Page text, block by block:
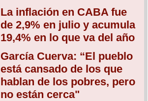
La inflación en CABA fue
de 2,9% en julio y acumula
19,4% en lo que va del año
García Cuerva: “El pueblo
está cansado de los que
hablan de los pobres, pero
no están cerca"